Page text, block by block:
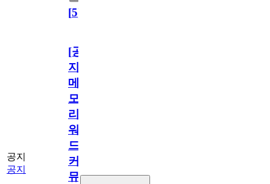
[5]
공지
공지
[공
지]
메
모
리
워
드
커
뮤